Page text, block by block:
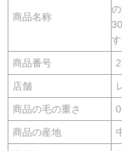
商品名称
す
商品番号
店舗
商品の毛の重さ
商品の産地